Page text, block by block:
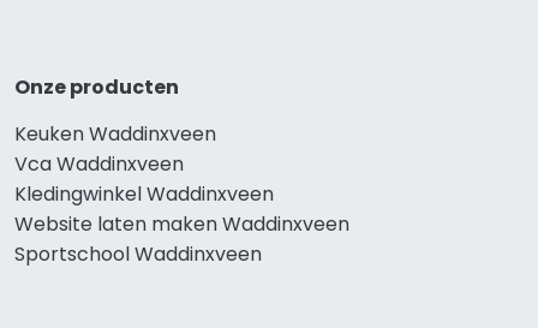
Onze producten
Keuken Waddinxveen
Vca Waddinxveen
Kledingwinkel Waddinxveen
Website laten maken Waddinxveen
Sportschool Waddinxveen